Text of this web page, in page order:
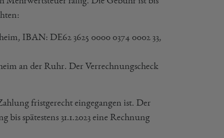
IBAN: DE62 3625 0000 0374 0002 33,
an der Ruhr. Der Verrechnungscheck
fristgerecht eingegangen ist. Der
spätestens 31.1.2023 eine Rechnung